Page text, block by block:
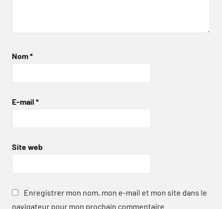
Nom*
E-mail *
Site web
Enregistrer mon nom, mon e-mail et mon site dans le
navigateur pour mon prochain commentaire.